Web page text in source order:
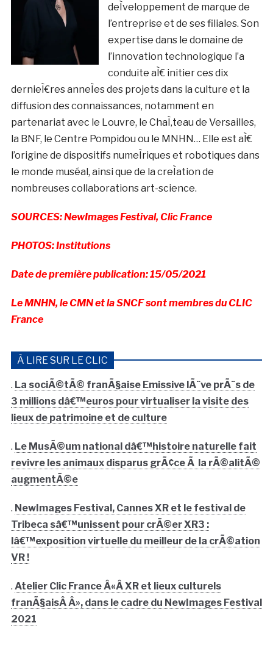
deÌveloppement de marque de
l’entreprise et de ses filiales. Son
expertise dans le domaine de
l’innovation technologique l’a
conduite aÌ€ initier ces dix
dernieÌ€res anneÌes des projets dans la culture et la
diffusion des connaissances, notamment en
partenariat avec le Louvre, le ChaÌ‚teau de Versailles,
la BNF, le Centre Pompidou ou le MNHN… Elle est aÌ€
l’origine de dispositifs numeÌriques et robotiques dans
le monde muséal, ainsi que de la creÌation de
nombreuses collaborations art-science.
SOURCES: NewImages Festival, Clic France
PHOTOS: Institutions
Date de première publication: 15/05/2021
Le MNHN, le CMN et la SNCF sont membres du CLIC
France
À LIRE SUR LE CLIC
. La sociÃ©tÃ© franÃ§aise Emissive lÃ¨ve prÃ¨s de
3 millions dâ€™euros pour virtualiser la visite des
lieux de patrimoine et de culture
. Le MusÃ©um national dâ€™histoire naturelle fait
revivre les animaux disparus grÃ¢ce Ã la rÃ©alitÃ©
augmentÃ©e
. NewImages Festival, Cannes XR et le festival de
Tribeca sâ€™unissent pour crÃ©er XR3 :
lâ€™exposition virtuelle du meilleur de la crÃ©ation
VR !
. Atelier Clic France Â«Â XR et lieux culturels
franÃ§aisÂ Â», dans le cadre du NewImages Festival
2021